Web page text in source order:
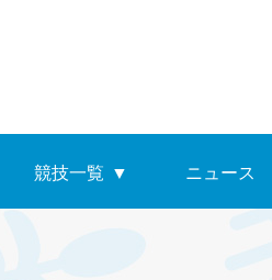
競技一覧 ▼ ニュース